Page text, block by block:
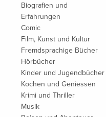
Biografien und
Erfahrungen
Comic
Film, Kunst und Kultur
Fremdsprachige Bücher
Hörbücher
Kinder und Jugendbücher
Kochen und Geniessen
Krimi und Thriller
Musik